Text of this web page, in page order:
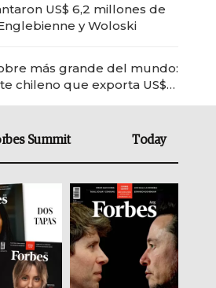
US$ 6,2 millones de
y Woloski
más grande del mundo:
chileno que exporta US$
Summit Today